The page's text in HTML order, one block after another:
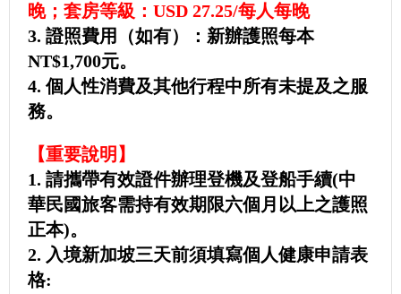
晚；套房等級：USD 27.25/每人每晚
3. 證照費用（如有）：新辦護照每本
NT$1,700元。
4. 個人性消費及其他行程中所有未提及之服
務。
【重要說明】
1. 請攜帶有效證件辦理登機及登船手續(中
華民國旅客需持有效期限六個月以上之護照
正本)。
2. 入境新加坡三天前須填寫個人健康申請表
格: